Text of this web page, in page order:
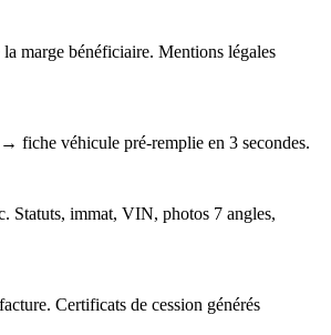
marge bénéficiaire. Mentions légales
fiche véhicule pré-remplie en 3 secondes.
Statuts, immat, VIN, photos 7 angles,
Certificats de cession générés